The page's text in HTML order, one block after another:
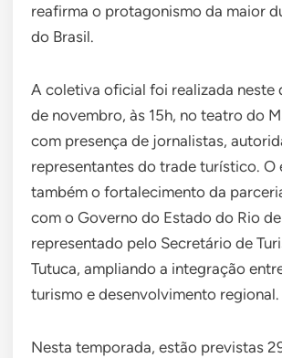
reafirma o protagonismo da maior
do Brasil.
A coletiva oficial foi realizada neste
de novembro, às 15h, no teatro do
com presença de jornalistas,
representantes do trade turístico. O
também o fortalecimento da
com o Governo do Estado do Rio
representado pelo Secretário de
Tutuca, ampliando a integração
turismo e desenvolvimento regional.
Nesta temporada, estão previstas